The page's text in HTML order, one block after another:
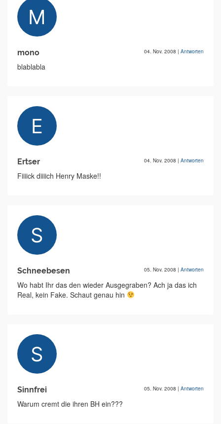
mono 04. Nov. 2008 | Antworten
blablabla
Ertser 04. Nov. 2008 | Antworten
Fiiiick diiiich Henry Maske!!
Schneebesen 05. Nov. 2008 | Antworten
Wo habt Ihr das den wieder Ausgegraben? Ach ja das ich
Real, kein Fake. Schaut genau hin
Sinnfrei 05. Nov. 2008 | Antworten
Warum cremt die ihren BH ein???